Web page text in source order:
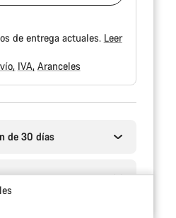
de entrega actuales. Leer
IVA Aranceles
de 30 días